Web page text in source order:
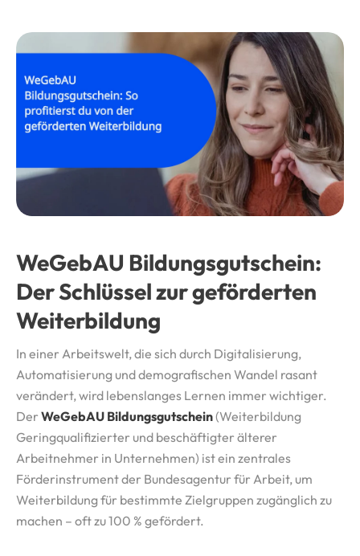
WeGebAU Bildungsgutschein:
Der Schlüssel zur geförderten
Weiterbildung
In einer Arbeitswelt, die sich durch Digitalisierung,
Automatisierung und demografischen Wandel rasant
verändert, wird lebenslanges Lernen immer wichtiger.
Der WeGebAU Bildungsgutschein(Weiterbildung
Geringqualifizierter und beschäftigter älterer
Arbeitnehmer in Unternehmen) ist ein zentrales
Förderinstrument der Bundesagentur für Arbeit, um
Weiterbildung für bestimmte Zielgruppen zugänglich zu
machen – oft zu 100 % gefördert.